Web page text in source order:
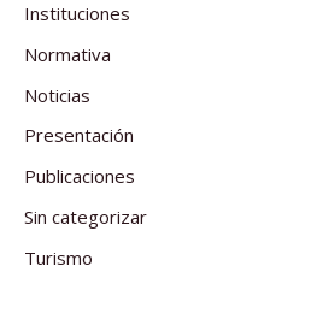
Instituciones
Normativa
Noticias
Presentación
Publicaciones
Sin categorizar
Turismo